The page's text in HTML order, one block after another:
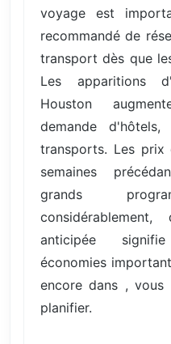
voyage est
recommandé de
transport dès que
Les apparitions
Houston
demande
transports. Les prix
semaines
grands
anticipée
économies
encore dans ,
planifier.